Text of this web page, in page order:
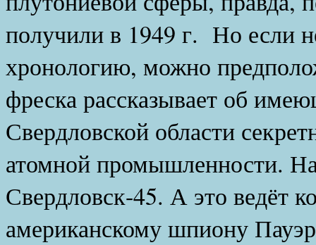
получили в 1949 г. Но если
хронологию, можно
фреска рассказывает об
Свердловской области
атомной промышленности.
Свердловск-45. А это ведёт
американскому шпиону